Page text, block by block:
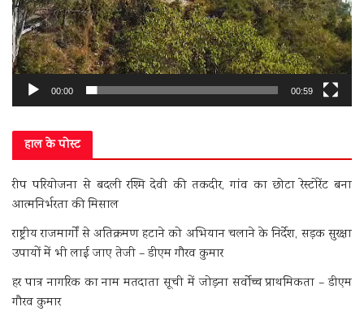
00:00 00:59
हाल के पोस्ट
रीप परियोजना से बदली रश्मि देवी की तकदीर, गांव का छोटा रेस्टोरेंट बना
आत्मनिर्भरता की मिसाल
राष्ट्रीय राजमार्गों से अतिक्रमण हटाने को अभियान चलाने के निर्देश, सड़क सुरक्षा
उपायों में भी लाई जाए तेजी – डीएम गौरव कुमार
हर पात्र नागरिक का नाम मतदाता सूची में जोड़ना सर्वोच्च प्राथमिकता – डीएम
गौरव कुमार